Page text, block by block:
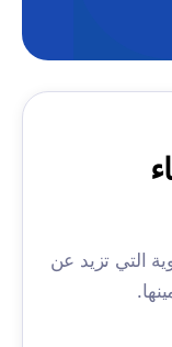
التي تزيد عن